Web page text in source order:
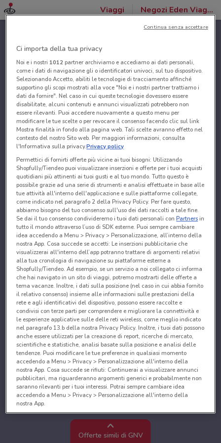
Viaggi Negozi Eden Viaggi
Offerte simili di GNV
Ci importa della tua privacy
Noi e i nostri 1012partner archiviamo e accediamo ai dati personali,
come i dati di navigazione gli o identificatori univoci, sul tuo dispositivo.
Selezionando Accetto, abiliti le tecnologie di tracciamento affinché
supportino gli scopi mostrati alla voce "Noi e i nostri partner trattiamo i
dati da fornire". Nel caso in cui queste tecnologie dovessero essere
disabilitate, alcuni contenuti e annunci visualizzati potrebbero non
essere rilevanti. Puoi accedere nuovamente a questo menu per
modificare le tue scelte o per revocare il consenso facendo clic sul link
Mostra finalità in fondo alla pagina web. Tali scelte avranno effetto nel
contesto del nostro Sito web. Per maggiori informazioni, consulta
l'Informativa sulla privacy.Privacy policy
Permettici di fornirti offerte più vicine ai tuoi bisogni: Utilizzando
Shopfully/Tiendeo puoi visualizzare inserzioni e offerte per i tuoi acquisti
quotidiani più attinenti ai tuoi gusti e al tuo mondo. Tutto questo è
possibile grazie ad una serie di strumenti e analisi effettuate in base alle
tue attività all'interno dell'applicazione e sulle piattaforme collegate,
come indicato nel paragrafo 2 della Privacy Policy. Per fare questo,
abbiamo bisogno del tuo consenso sull'uso dei dati raccolti a tale fine.
Se dai il tuo consenso condivideremo i tuoi dati personali conPartnersin
tutto il mondo attraverso l’uso di SDK esterne. Puoi sempre cambiare
idea accedendo a Menu > Privacy > Personalizzazione, all’interno della
nostra App. Cosa succede se accetti: Le inserzioni pubblicitarie che
visualizzerai all'interno dell’app potranno trattare di argomenti relativi
alla tua cronologia di navigazione su piattaforme esterne a
Shopfully/Tiendeo. Ad esempio, se un servizio a noi collegato ci informa
che hai navigato in un sito di viaggi, potremo mostrarti delle offerte a
tema vacanze. Inoltre, i dati sulla posizione (nel caso in cui abbia fornito
il relativo consenso) insieme alle informazioni sulle prestazioni della
rete e agli identificativi del dispositivo, possono essere raccolte e
condivisi con terze parti per comprendere e migliorare la connettività e
le esperienze applicative sulle delle reti wireless, come meglio indicato
nel paragrafo 13.b della nostra Privacy Policy. Inoltre, i tuoi dati possono
anche essere utilizzati per la creazione di report, ricerche di mercato,
scientifiche e statistiche, analisi basate sulla posizione e analisi delle
tendenze. Puoi modificare le tue preferenze in qualsiasi momento
accedendo a Menu > Privacy > Personalizzazione all'interno della
nostra App. Cosa succede se rifiuti: Continuerai a visualizzare annunci
pubblicitari, ma riguarderanno argomenti generici e probabilmente non
saranno rilevanti per i tuoi interessi. Potrai sempre cambiare idea
accedendo a Menu > Privacy > Personalizzazione all'interno della
nostra App.
Noi e i nostri partner trattiamo i dati per fornire:
Utilizzare dati di geolocalizzazione precisi. Scansione attiva delle
caratteristiche del dispositivo ai fini dell’identificazione. Archiviare
Continua senza accettare